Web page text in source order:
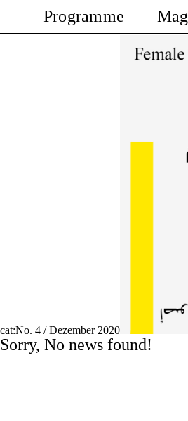
Programme
cat:No. 4 / Dezember 2020
Sorry, No news found!